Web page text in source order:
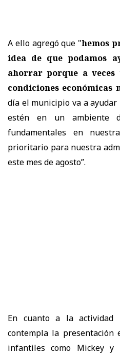
A ello agregó que "hemos
idea de que podamos
ahorrar porque a
condiciones económicas
día el municipio va a
estén en un ambiente
fundamentales en
prioritario para nuestra
este mes de agosto”.
En cuanto a la actividad
contempla la
infantiles como Mickey y